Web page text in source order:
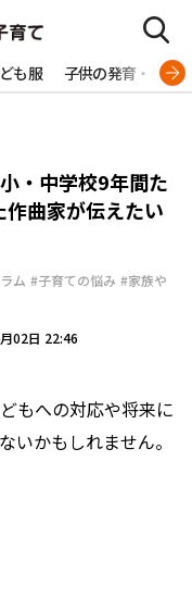
も服 子供の発育・発達
・中学校9年間た
曲家が伝えたい
ム #子育ての悩み #家族や
02日 22:46
もへの対応や将来に
いかもしれません。